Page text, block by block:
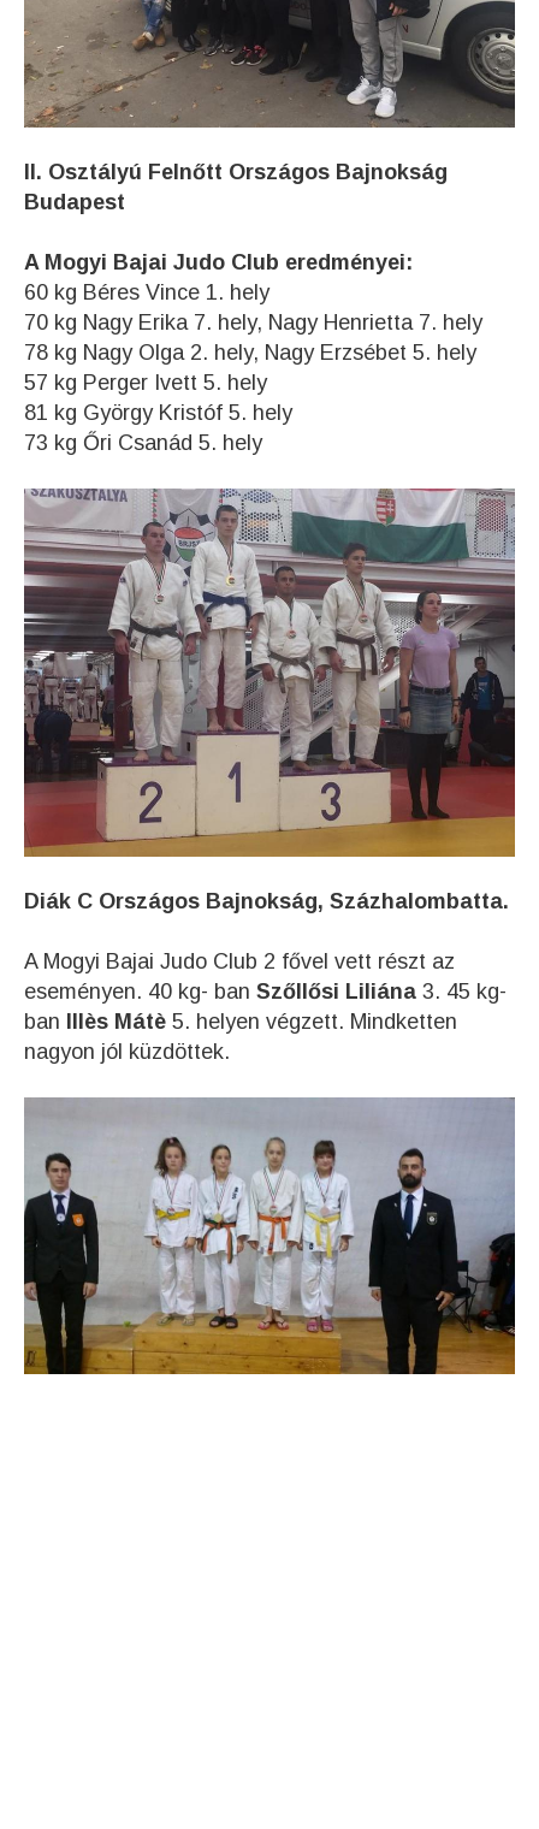
II. Osztályú Felnőtt Országos Bajnokság
Budapest
A Mogyi Bajai Judo Club eredményei:
60 kg Béres Vince 1. hely
70 kg Nagy Erika 7. hely, Nagy Henrietta 7. hely
78 kg Nagy Olga 2. hely, Nagy Erzsébet 5. hely
57 kg Perger Ivett 5. hely
81 kg György Kristóf 5. hely
73 kg Őri Csanád 5. hely
Diák C Országos Bajnokság, Százhalombatta.
A Mogyi Bajai Judo Club 2 fővel vett részt az
eseményen. 40 kg- ban Szőllősi Liliána 3. 45 kg-
ban
Illès Mátè 5. helyen végzett. Mindketten
nagyon jól küzdöttek.